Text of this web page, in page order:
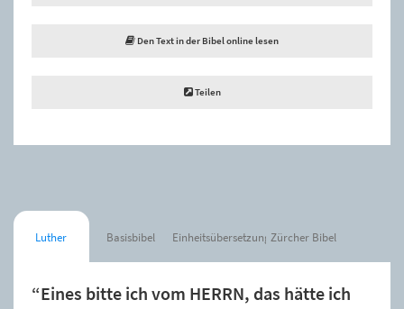
Den Text in der Bibel online lesen
Teilen
Luther Basisbibel Einheitsübersetzung Zürcher Bibel
“Eines bitte ich vom HERRN, das hätte ich